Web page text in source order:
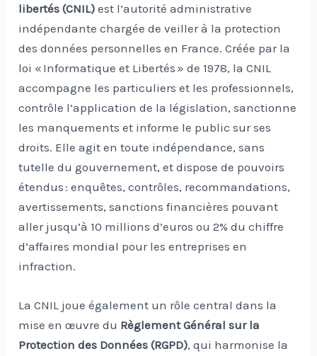
libertés (CNIL) est l’autorité administrative
indépendante chargée de veiller à la protection
des données personnelles en France. Créée par la
loi « Informatique et Libertés » de 1978, la CNIL
accompagne les particuliers et les professionnels,
contrôle l’application de la législation, sanctionne
les manquements et informe le public sur ses
droits. Elle agit en toute indépendance, sans
tutelle du gouvernement, et dispose de pouvoirs
étendus : enquêtes, contrôles, recommandations,
avertissements, sanctions financières pouvant
aller jusqu’à 10 millions d’euros ou 2% du chiffre
d’affaires mondial pour les entreprises en
infraction.
La CNIL joue également un rôle central dans la
mise en œuvre du Règlement Général sur la
Protection des Données (RGPD), qui harmonise la